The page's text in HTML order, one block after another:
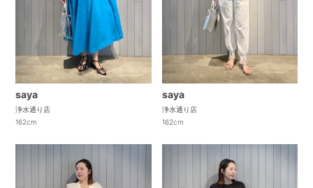
saya
浄水通り店
162cm
saya
浄水通り店
162cm